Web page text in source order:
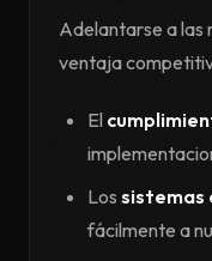
Adelantarse a las
ventaja
El
Los sistemas
fácilmente a